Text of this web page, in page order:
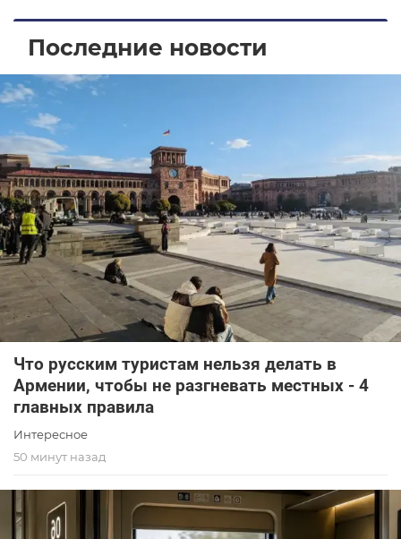
Последние новости
Что русским туристам нельзя делать в
Армении, чтобы не разгневать местных - 4
главных правила
Интересное
50 минут назад